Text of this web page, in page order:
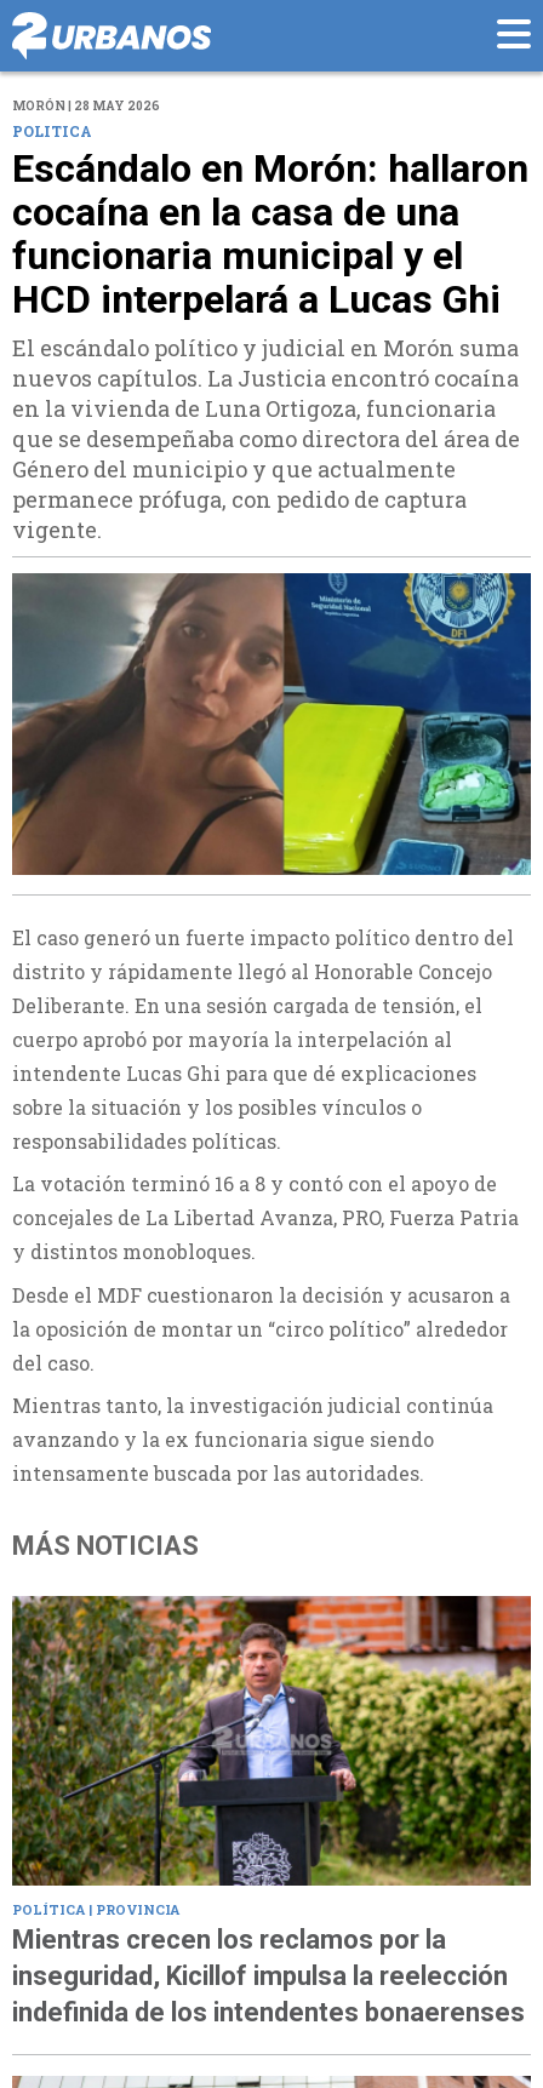
MORÓN | 28 MAY 2026
POLITICA
Escándalo en Morón: hallaron
cocaína en la casa de una
funcionaria municipal y el
HCD interpelará a Lucas Ghi
El escándalo político y judicial en Morón suma
nuevos capítulos. La Justicia encontró cocaína
en la vivienda de Luna Ortigoza, funcionaria
que se desempeñaba como directora del área de
Género del municipio y que actualmente
permanece prófuga, con pedido de captura
vigente.
El caso generó un fuerte impacto político dentro del
distrito y rápidamente llegó al Honorable Concejo
Deliberante. En una sesión cargada de tensión, el
cuerpo aprobó por mayoría la interpelación al
intendente Lucas Ghi para que dé explicaciones
sobre la situación y los posibles vínculos o
responsabilidades políticas.
La votación terminó 16 a 8 y contó con el apoyo de
concejales de La Libertad Avanza, PRO, Fuerza Patria
y distintos monobloques.
Desde el MDF cuestionaron la decisión y acusaron a
la oposición de montar un “circo político” alrededor
del caso.
Mientras tanto, la investigación judicial continúa
avanzando y la ex funcionaria sigue siendo
intensamente buscada por las autoridades.
MÁS NOTICIAS
POLÍTICA | PROVINCIA
Mientras crecen los reclamos por la
inseguridad, Kicillof impulsa la reelección
indefinida de los intendentes bonaerenses